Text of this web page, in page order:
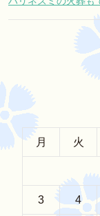
月 火
3 4